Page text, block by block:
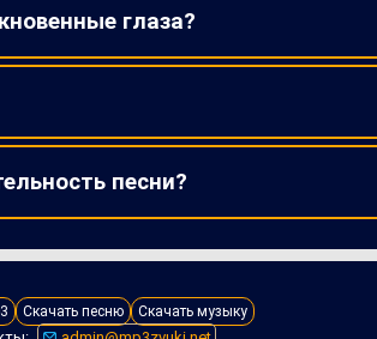
глаза?
песни?
Скачать песню Скачать музыку